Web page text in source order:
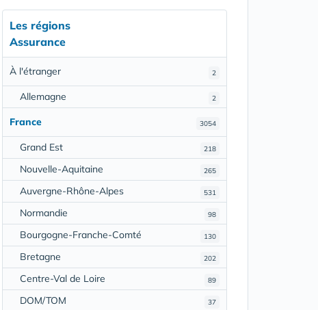
Les régions
Assurance
2
À l'étranger
2
Allemagne
3054
France
218
Grand Est
265
Nouvelle-Aquitaine
531
Auvergne-Rhône-Alpes
98
Normandie
130
Bourgogne-Franche-Comté
202
Bretagne
89
Centre-Val de Loire
37
DOM/TOM